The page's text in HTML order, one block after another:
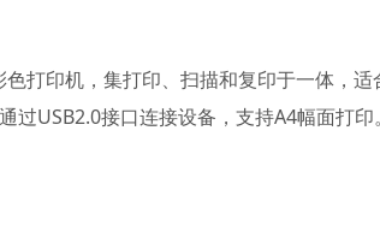
打印机，集打印、扫描和复印于一体，
过USB2.0接口连接设备，支持A4幅面打